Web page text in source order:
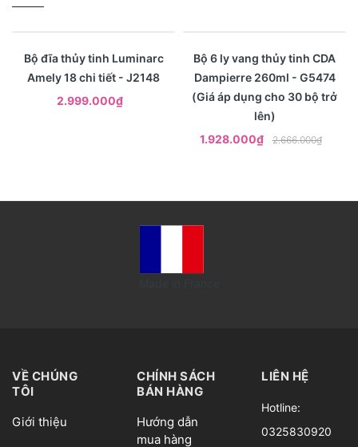
Xem nhanh
Bộ đĩa thủy tinh Luminarc
Amely 18 chi tiết - J2148
2.999.000₫
Xem nhanh
Bộ 6 ly vang thủy tinh CDA
Dampierre 260ml - G5474
(Giá áp dụng cho 30 bộ trở
lên)
1.928.000₫
2.666.000₫
VỀ CHÚNG
TÔI
Giới thiệu
CHÍNH SÁCH
BÁN HÀNG
Hướng dẫn
mua hàng
LIÊN HỆ
Hotline:
0325830920